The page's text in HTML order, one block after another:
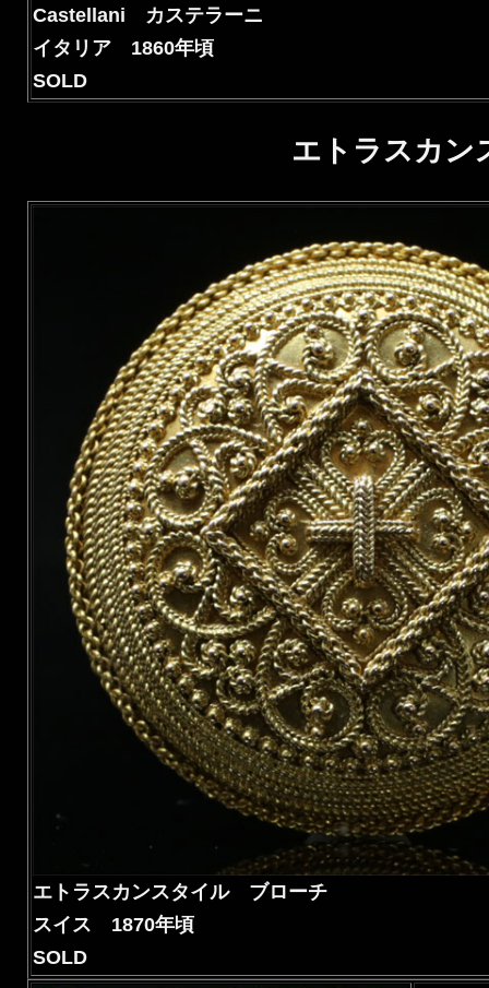
Castellani カステラーニ
イタリア 1860年頃
SOLD
エトラスカン
エトラスカンスタイル ブローチ
スイス 1870年頃
SOLD